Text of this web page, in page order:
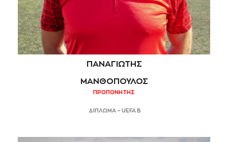
ΠΑΝΑΓΙΩΤΗΣ
ΜΑΝΘΟΠΟΥΛΟΣ
ΠΡΟΠΟΝΗΤΗΣ
ΔΙΠΛΩΜΑ – UEFA B